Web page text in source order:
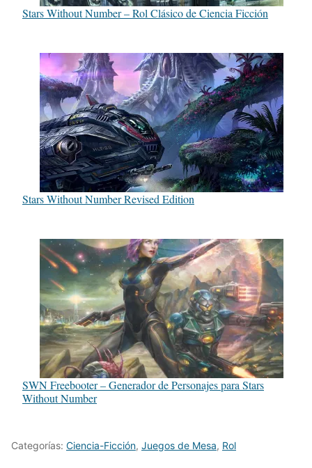
Stars Without Number – Rol Clásico de Ciencia Ficción
Stars Without Number Revised Edition
SWN Freebooter – Generador de Personajes para Stars
Without Number
Categorías: Ciencia-Ficción, Juegos de Mesa, Rol